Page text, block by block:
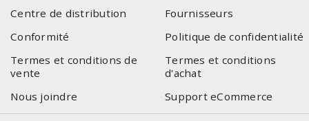
Centre de distribution
Fournisseurs
Conformité
Politique de confidentialité
Termes et conditions de
vente
Termes et conditions
d'achat
Nous joindre
Support eCommerce